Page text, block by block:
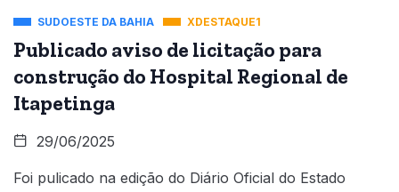
SUDOESTE DA BAHIA XDESTAQUE1
Publicado aviso de licitação para
construção do Hospital Regional de
Itapetinga
29/06/2025
Foi pulicado na edição do Diário Oficial do Estado